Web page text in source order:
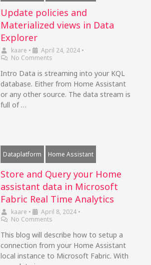
Update policies and
Materialized views in Data
Explorer
kaare • April 24, 2024 •
No Comments
Intro Data is streaming into your KQL
database. Either from Home Assistant
or any other source. The data stream is
full of …
Dataplatform Home Assistant
Store and Query your Home
assistant data in Microsoft
Fabric Real Time Analytics
kaare • April 8, 2024 •
No Comments
This blog will describe how to setup a
connection from your Home Assistant
local instance to Microsoft Fabric. With